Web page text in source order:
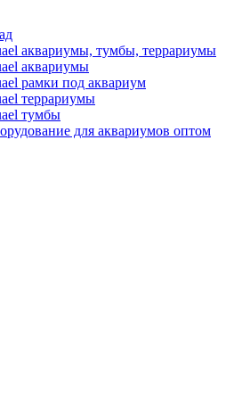
аквариумы, тумбы, террариумы
аквариумы
рамки под аквариум
террариумы
тумбы
для аквариумов оптом